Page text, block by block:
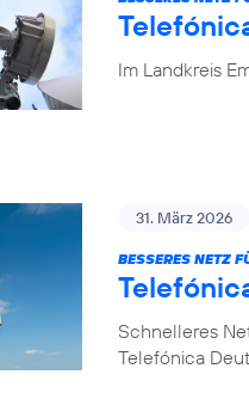
Im Landkreis
31. März 2026
BESSERES NETZ
Schnelleres
Telefónica